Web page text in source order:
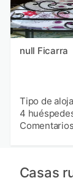
null Ficarra
Tipo de
4
Casas